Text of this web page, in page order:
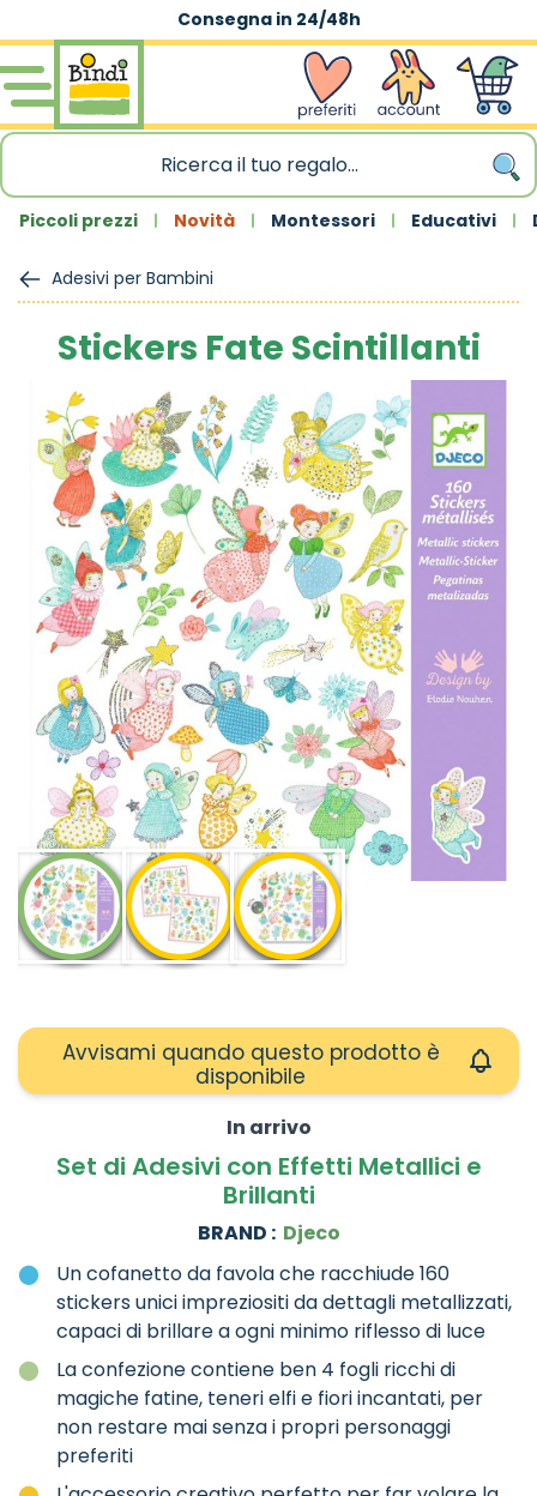
Consegna in 24/48h
Salta al contenuto
wishlist Account Carrello
Piccoli prezzi Novità Montessori Educativi
Adesivi per Bambini
Stickers Fate Scintillanti
Avvisami quando questo prodotto è
disponibile
In arrivo
Set di Adesivi con Effetti Metallici e
Brillanti
BRAND : Djeco
Un cofanetto da favola che racchiude 160
stickers unici impreziositi da dettagli metallizzati,
capaci di brillare a ogni minimo riflesso di luce
La confezione contiene ben 4 fogli ricchi di
magiche fatine, teneri elfi e fiori incantati, per
non restare mai senza i propri personaggi
preferiti